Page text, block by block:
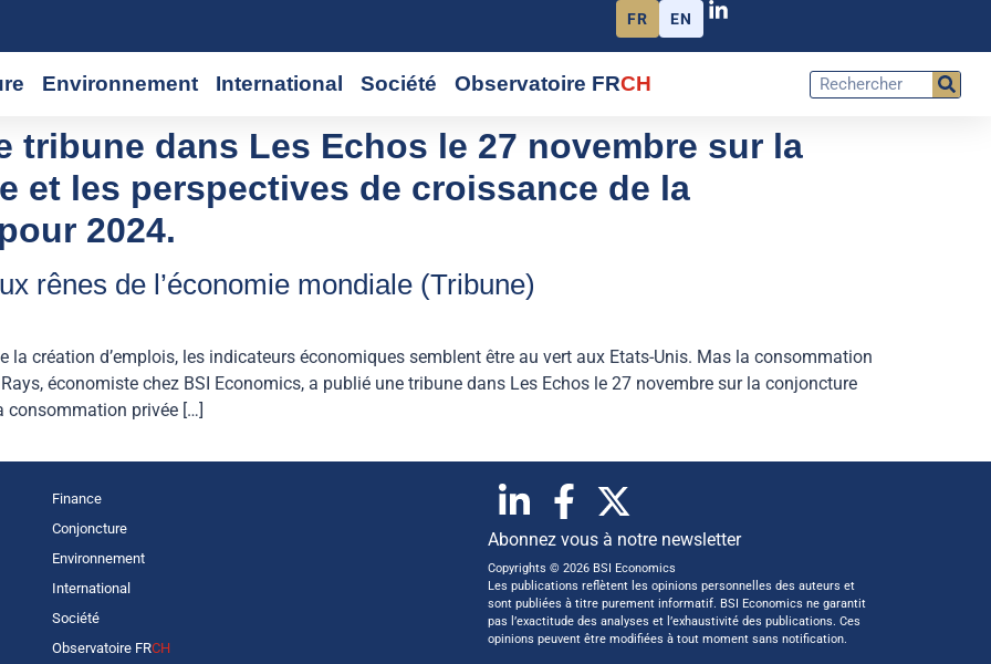
FR EN
Environnement International Société Observatoire FRCH
tribune dans Les Echos le 27 novembre sur la
et les perspectives de croissance de la
2024.
rênes de l’économie mondiale (Tribune)
la création d’emplois, les indicateurs économiques semblent être au vert aux Etats-Unis. Mas la consommation
économiste chez BSI Economics, a publié une tribune dans Les Echos le 27 novembre sur la conjoncture
consommation privée […]
Finance
Conjoncture
Environnement
International
Société
Observatoire FRCH
Abonnez vous à notre newsletter
Copyrights © 2026 BSI Economics
Les publications reflètent les opinions personnelles des auteurs et
sont publiées à titre purement informatif. BSI Economics ne garantit
pas l’exactitude des analyses et l’exhaustivité des publications. Ces
opinions peuvent être modifiées à tout moment sans notification.